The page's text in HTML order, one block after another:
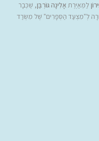
לַמְּאַיֶּרֶתאָלִינָה גּוֹרְבַּן, שֶׁכְּבָר
לְ"מִצְעַד הַסְּפָרִים" שֶׁל מִשְׂרַד